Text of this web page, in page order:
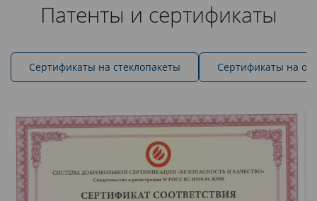
Патенты и сертификаты
Cертификаты на стеклопакеты Сертификаты на